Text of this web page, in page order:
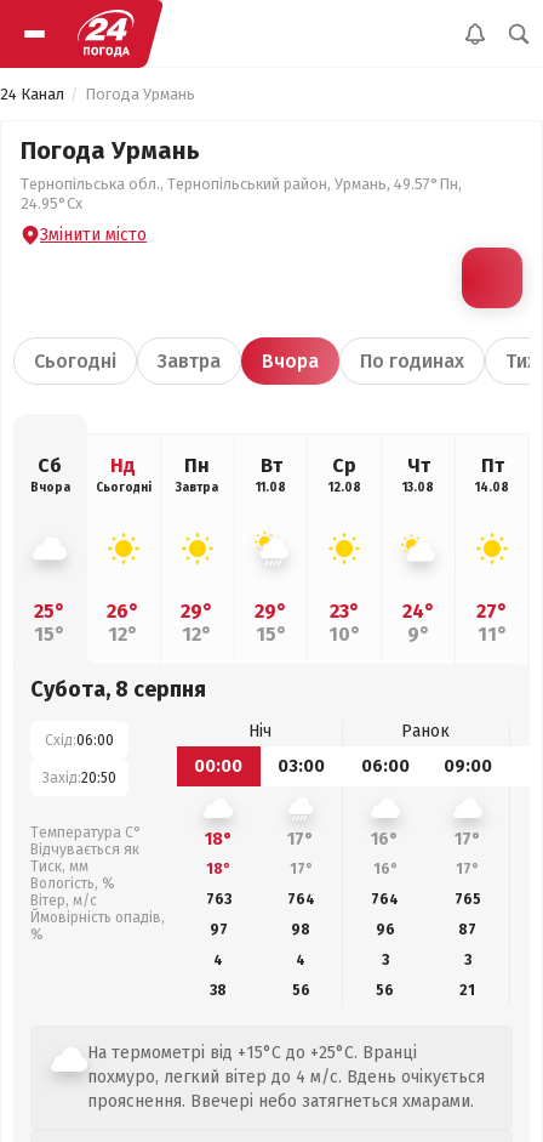
24 Канал Погода Урмань
Погода Урмань
Тернопільська обл., Тернопільський район, Урмань, 49.57°Пн,
24.95°Сх
Змінити місто
Сьогодні Завтра Вчора По годинах
Сб
Вчора
25°
15°
Нд
Сьогодні
26°
12°
Пн
Завтра
29°
12°
Вт
11.08
29°
15°
Ср
12.08
23°
10°
Чт
13.08
24°
9°
Пт
14.08
27°
11°
Субота, 8 серпня
Схід:06:00
Захід:20:50
Температура С°
Відчувається як
Тиск, мм
Вологість, %
Вітер, м/с
Ймовірність опадів,
%
Ніч
Ранок
00:00
03:00 06:00 09:00
18° 17° 16° 17°
18° 17° 16° 17°
763
764 764 765
97
98 96 87
4
4 3
3
38
56 56 21
На термометрі від +15°C до +25°C. Вранці
похмуро, легкий вітер до 4 м/с. Вдень очікується
прояснення. Ввечері небо затягнеться хмарами.